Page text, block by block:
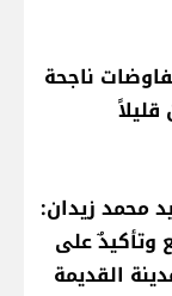
ناجحة
محمد زيدان:
على
القديمة